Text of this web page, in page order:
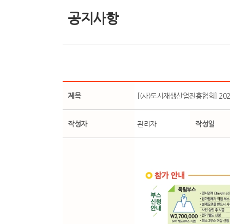
공지사항
제목 [(사)도시재생산업진흥협회]
작성자 관리자 작성일